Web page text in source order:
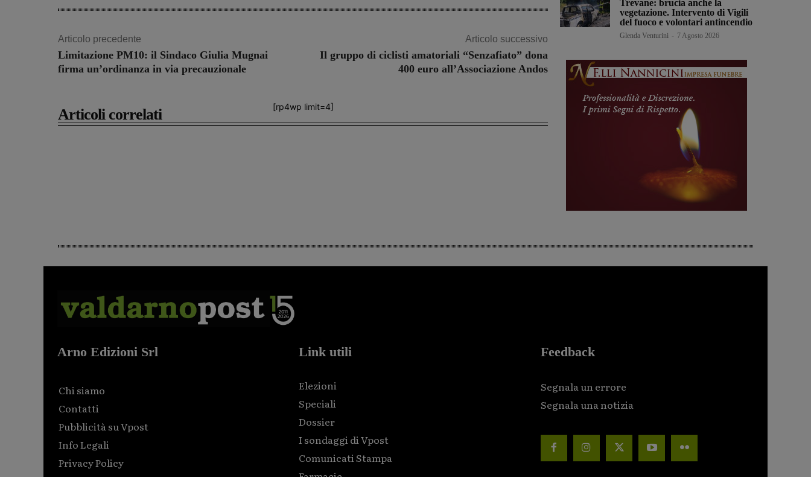
Articolo precedente
Limitazione PM10: il Sindaco Giulia Mugnai
firma un’ordinanza in via precauzionale
Articolo successivo
Il gruppo di ciclisti amatoriali “Senzafiato” dona
400 euro all’Associazione Andos
[rp4wp limit=4]
Articoli correlati
Trevane: brucia anche la
vegetazione. Intervento di Vigili
del fuoco e volontari antincendio
Glenda Venturini 7 Agosto 2026
Arno Edizioni Srl
Chi siamo
Contatti
Pubblicità su Vpost
Info Legali
Privacy Policy
Link utili
Elezioni
Speciali
Dossier
I sondaggi di Vpost
Comunicati Stampa
Feedback
Segnala un errore
Segnala una notizia